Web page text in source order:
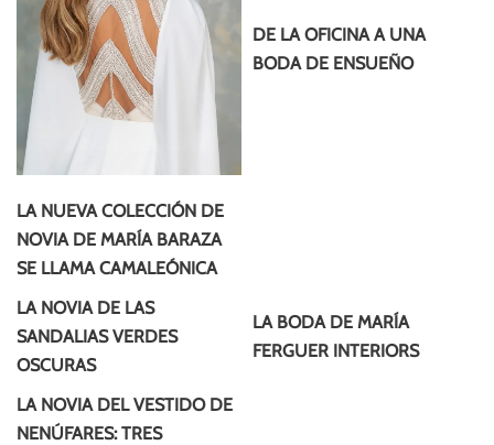
LA NUEVA COLECCIÓN DE
NOVIA DE MARÍA BARAZA
SE LLAMA CAMALEÓNICA
DE LA OFICINA A UNA
BODA DE ENSUEÑO
LA NOVIA DE LAS
SANDALIAS VERDES
OSCURAS
LA BODA DE MARÍA
FERGUER INTERIORS
LA NOVIA DEL VESTIDO DE
NENÚFARES: TRES